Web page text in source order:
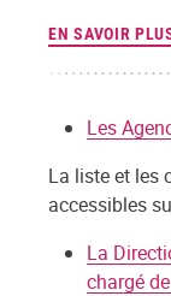
EN SAVOIR
Les
La liste et les
accessibles
La
chargé